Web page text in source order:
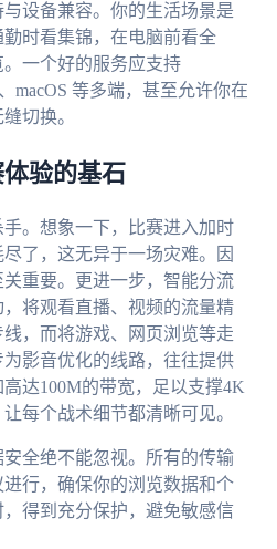
设备兼容。你的生活场景是
时看集锦，在电脑前看全
一个好的服务应支持
macOS 等多端，甚至允许你在
切换。
验的基石
。想象一下，比赛进入加时
了，这无异于一场灾难。因
重要。更进一步，智能分流
将观看直播、视频的流量精
，而将游戏、网页浏览等走
影音优化的线路，往往提供
达100M的带宽，足以支撑4K
每个战术细节都清晰可见。
全绝不能忽视。所有的传输
行，确保你的浏览数据和个
得到充分保护，避免敏感信